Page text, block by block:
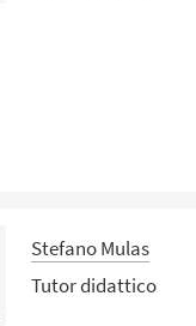
Stefano Mulas
Tutor didattico